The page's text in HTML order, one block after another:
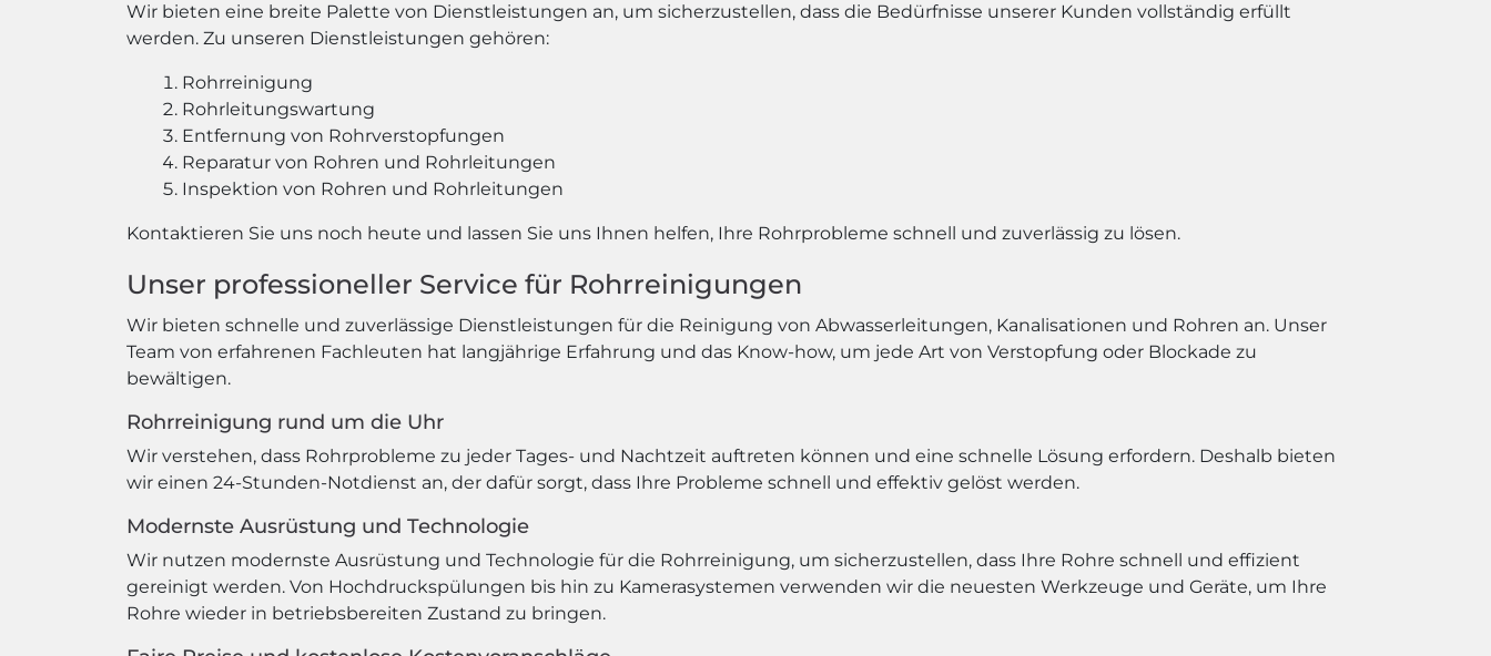
Wir bieten eine breite Palette von Dienstleistungen an, um sicherzustellen, dass die Bedürfnisse unserer Kunden vollständig erfüllt
werden. Zu unseren Dienstleistungen gehören:
Rohrreinigung
Rohrleitungswartung
Entfernung von Rohrverstopfungen
Reparatur von Rohren und Rohrleitungen
Inspektion von Rohren und Rohrleitungen
Kontaktieren Sie uns noch heute und lassen Sie uns Ihnen helfen, Ihre Rohrprobleme schnell und zuverlässig zu lösen.
Unser professioneller Service für Rohrreinigungen
Wir bieten schnelle und zuverlässige Dienstleistungen für die Reinigung von Abwasserleitungen, Kanalisationen und Rohren an. Unser
Team von erfahrenen Fachleuten hat langjährige Erfahrung und das Know-how, um jede Art von Verstopfung oder Blockade zu
bewältigen.
Rohrreinigung rund um die Uhr
Wir verstehen, dass Rohrprobleme zu jeder Tages- und Nachtzeit auftreten können und eine schnelle Lösung erfordern. Deshalb bieten
wir einen 24-Stunden-Notdienst an, der dafür sorgt, dass Ihre Probleme schnell und effektiv gelöst werden.
Modernste Ausrüstung und Technologie
Wir nutzen modernste Ausrüstung und Technologie für die Rohrreinigung, um sicherzustellen, dass Ihre Rohre schnell und effizient
gereinigt werden. Von Hochdruckspülungen bis hin zu Kamerasystemen verwenden wir die neuesten Werkzeuge und Geräte, um Ihre
Rohre wieder in betriebsbereiten Zustand zu bringen.